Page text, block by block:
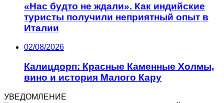
«Нас будто не ждали». Как индийские
туристы получили неприятный опыт в
Италии
02/08/2026
Калицдорп: Красные Каменные Холмы,
вино и история Малого Кару
УВЕДОМЛЕНИЕ